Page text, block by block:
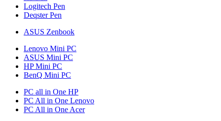
Logitech Pen
Deqster Pen
ASUS Zenbook
Lenovo Mini PC
ASUS Mini PC
HP Mini PC
BenQ Mini PC
PC all in One HP
PC All in One Lenovo
PC All in One Acer